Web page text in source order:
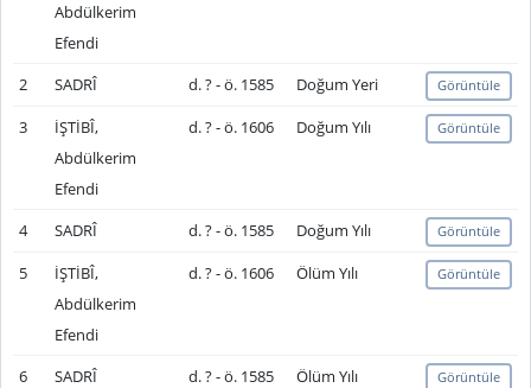
Abdülkerim
Efendi
2 SADRÎ d. ? - ö. 1585 Doğum Yeri Görüntüle
3
İŞTİBÎ,
Abdülkerim
Efendi
d. ? - ö. 1606 Doğum Yılı Görüntüle
4 SADRÎ d. ? - ö. 1585 Doğum Yılı Görüntüle
5
İŞTİBÎ,
Abdülkerim
Efendi
d. ? - ö. 1606 Ölüm Yılı Görüntüle
6 SADRÎ d. ? - ö. 1585 Ölüm Yılı Görüntüle